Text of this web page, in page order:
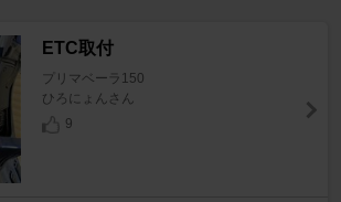
ETC取付
プリマベーラ150
ひろにょんさん
9